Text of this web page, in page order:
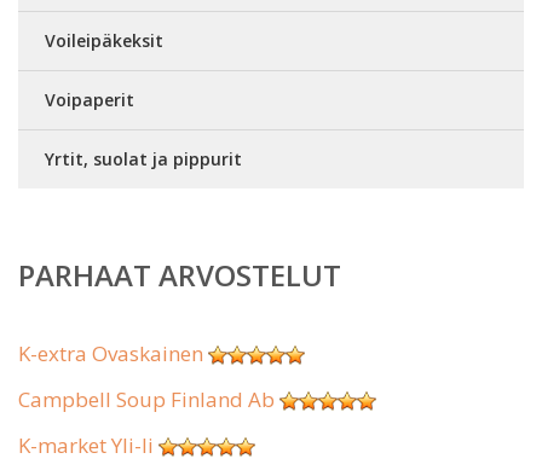
Voileipäkeksit
Voipaperit
Yrtit, suolat ja pippurit
PARHAAT ARVOSTELUT
K-extra Ovaskainen
Campbell Soup Finland Ab
K-market Yli-Ii